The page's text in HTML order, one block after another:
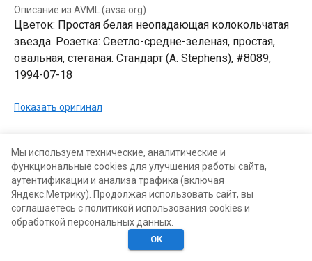
Описание из AVML (avsa.org)
Цветок: Простая белая неопадающая колокольчатая
звезда. Розетка: Светло-средне-зеленая, простая,
овальная, стеганая. Стандарт (A. Stephens), #8089,
1994-07-18
Показать оригинал
Хотелки
Мы используем технические, аналитические и
функциональные cookies для улучшения работы сайта,
аутентификации и анализа трафика (включая
Яндекс.Метрику). Продолжая использовать сайт, вы
соглашаетесь с политикой использования cookies и
обработкой персональных данных.
ОК